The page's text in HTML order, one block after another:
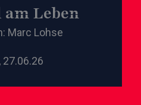
Leben
Marc Lohse
27.06.26